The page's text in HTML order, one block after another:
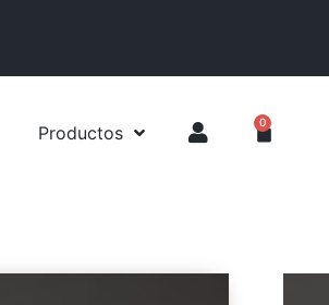
Productos 0